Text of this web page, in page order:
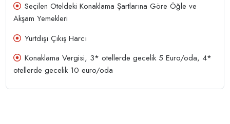
Seçilen Oteldeki Konaklama Şartlarına Göre Öğle ve
Akşam Yemekleri
Yurtdışı Çıkış Harcı
Konaklama Vergisi, 3* otellerde gecelik 5 Euro/oda, 4*
otellerde gecelik 10 euro/oda